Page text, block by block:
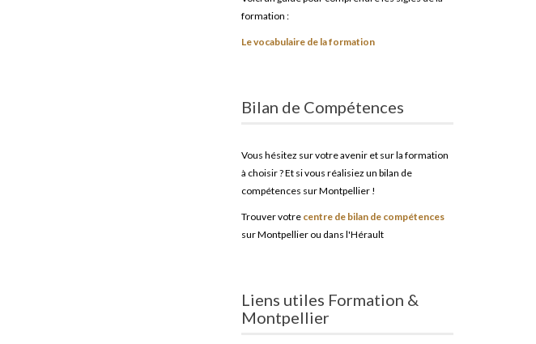
formation :
Le vocabulaire de la formation
Bilan de Compétences
Vous hésitez sur votre avenir et sur la formation
à choisir ? Et si vous réalisiez un bilan de
compétences sur Montpellier !
Trouver votre centre de bilan de compétences
sur Montpellier ou dans l'Hérault
Liens utiles Formation &
Montpellier